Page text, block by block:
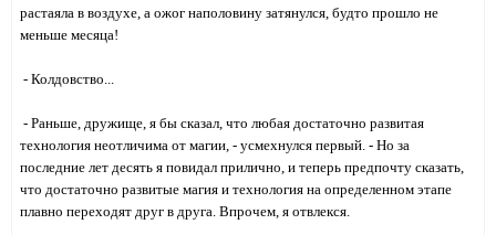
растаяла в воздухе, а ожог наполовину затянулся, будто прошло не
меньше месяца!
- Колдовство...
- Раньше, дружище, я бы сказал, что любая достаточно развитая
технология неотличима от магии, - усмехнулся первый. - Но за
последние лет десять я повидал прилично, и теперь предпочту сказать,
что достаточно развитые магия и технология на определенном этапе
плавно переходят друг в друга. Впрочем, я отвлекся.